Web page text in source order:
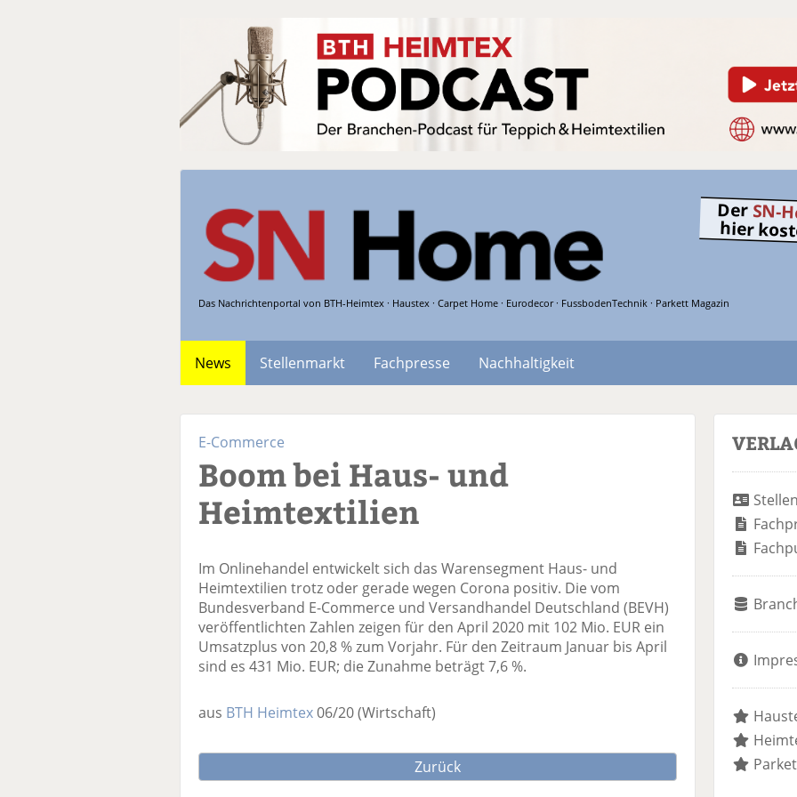
Das Nachrichtenportal von BTH-Heimtex · Haustex · Carpet Home · Eurodecor · FussbodenTechnik · Parkett Magazin
Der SN-
hier
News Stellenmarkt Fachpresse
Nachhaltigkeit
E-Commerce
Boom bei Haus- und
Heimtextilien
Im Onlinehandel entwickelt sich das Warensegment Haus- und
Heimtextilien trotz oder gerade wegen Corona positiv. Die vom
Bundesverband E-Commerce und Versandhandel Deutschland (BEVH)
veröffentlichten Zahlen zeigen für den April 2020 mit 102 Mio. EUR ein
Umsatzplus von 20,8 % zum Vorjahr. Für den Zeitraum Januar bis April
sind es 431 Mio. EUR; die Zunahme beträgt 7,6 %.
aus BTH Heimtex06/20(Wirtschaft)
Zurück